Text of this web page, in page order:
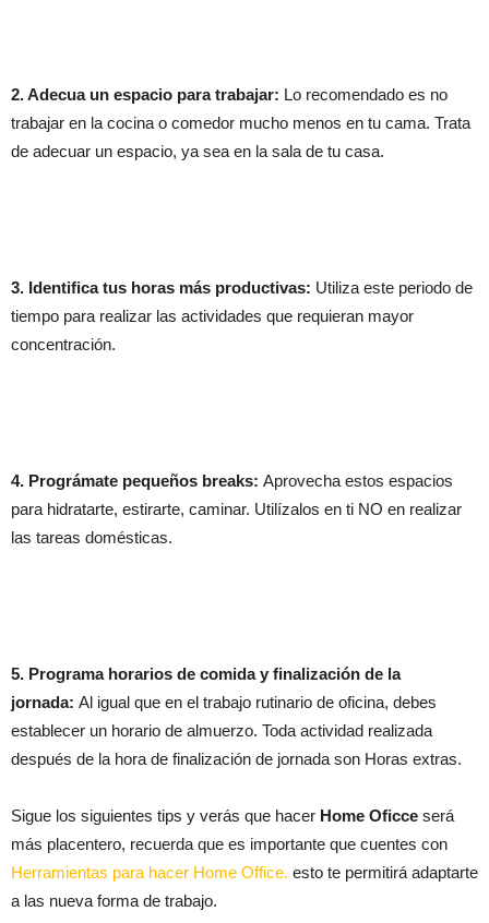
2. Adecua un espacio para trabajar: Lo recomendado es no
trabajar en la cocina o comedor mucho menos en tu cama. Trata
de adecuar un espacio, ya sea en la sala de tu casa.
3. Identifica tus horas más productivas: Utiliza este periodo de
tiempo para realizar las actividades que requieran mayor
concentración.
4. Prográmate pequeños breaks: Aprovecha estos espacios
para hidratarte, estirarte, caminar. Utilízalos en ti NO en realizar
las tareas domésticas.
5. Programa horarios de comida y finalización de la
jornada: Al igual que en el trabajo rutinario de oficina, debes
establecer un horario de almuerzo. Toda actividad realizada
después de la hora de finalización de jornada son Horas extras.
Sigue los siguientes tips y verás que hacer Home Oficce será
más placentero, recuerda que es importante que cuentes con
Herramientas para hacer Home Office. esto te permitirá adaptarte
a las nueva forma de trabajo.